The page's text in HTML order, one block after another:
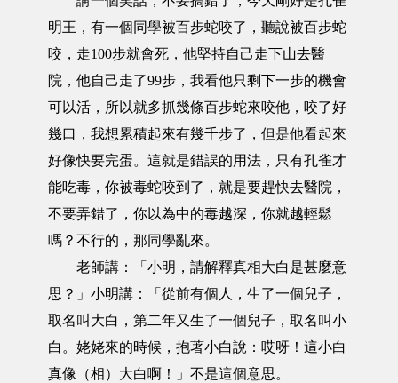
明王，有一個同學被百步蛇咬了，聽說被百步蛇
咬，走100步就會死，他堅持自己走下山去醫
院，他自己走了99步，我看他只剩下一步的機會
可以活，所以就多抓幾條百步蛇來咬他，咬了好
幾口，我想累積起來有幾千步了，但是他看起來
好像快要完蛋。這就是錯誤的用法，只有孔雀才
能吃毒，你被毒蛇咬到了，就是要趕快去醫院，
不要弄錯了，你以為中的毒越深，你就越輕鬆
嗎？不行的，那同學亂來。
老師講：「小明，請解釋真相大白是甚麼意
思？」小明講：「從前有個人，生了一個兒子，
取名叫大白，第二年又生了一個兒子，取名叫小
白。姥姥來的時候，抱著小白說：哎呀！這小白
真像（相）大白啊！」不是這個意思。